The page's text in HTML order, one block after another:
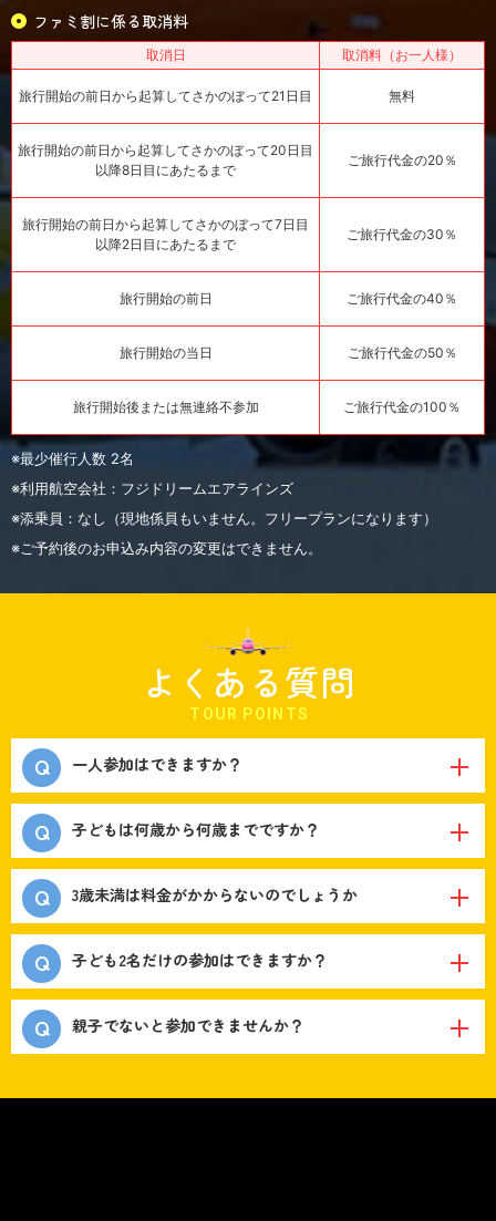
ファミ割に係る取消料
取消日 取消料（お一人様）
旅行開始の前日から起算してさかのぼって21日目 無料
旅行開始の前日から起算してさかのぼって20日目
以降8日目にあたるまで
ご旅行代金の20％
旅行開始の前日から起算してさかのぼって7日目
以降2日目にあたるまで
ご旅行代金の30％
旅行開始の前日 ご旅行代金の40％
旅行開始の当日 ご旅行代金の50％
旅行開始後または無連絡不参加 ご旅行代金の100％
※最少催行人数 2名
※利用航空会社：フジドリームエアラインズ
※添乗員：なし（現地係員もいません。フリープランになります）
※ご予約後のお申込み内容の変更はできません。
よくある質問
TOUR POINTS
一人参加はできますか？
子どもは何歳から何歳までですか？
3歳未満は料金がかからないのでしょうか
子ども2名だけの参加はできますか？
親子でないと参加できませんか？